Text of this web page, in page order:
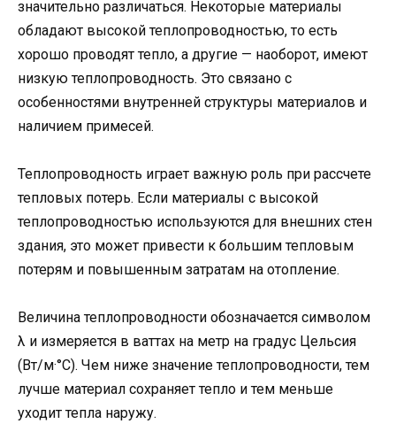
значительно различаться. Некоторые материалы
обладают высокой теплопроводностью, то есть
хорошо проводят тепло, а другие — наоборот, имеют
низкую теплопроводность. Это связано с
особенностями внутренней структуры материалов и
наличием примесей.
Теплопроводность играет важную роль при рассчете
тепловых потерь. Если материалы с высокой
теплопроводностью используются для внешних стен
здания, это может привести к большим тепловым
потерям и повышенным затратам на отопление.
Величина теплопроводности обозначается символом
λ и измеряется в ваттах на метр на градус Цельсия
(Вт/м·°C). Чем ниже значение теплопроводности, тем
лучше материал сохраняет тепло и тем меньше
уходит тепла наружу.